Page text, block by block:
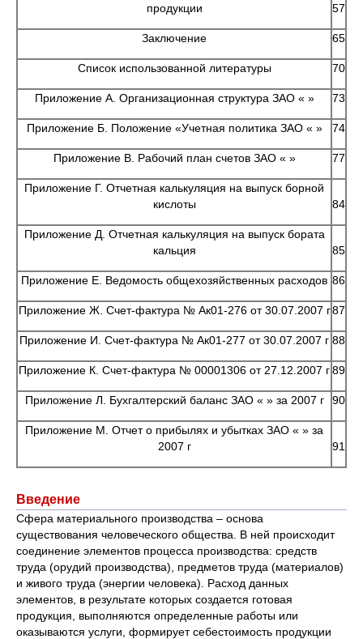
продукции 57
Заключение 65
Список использованной литературы 70
Приложение А. Организационная структура ЗАО « » 73
Приложение Б. Положение «Учетная политика ЗАО « » 74
Приложение В. Рабочий план счетов ЗАО « » 77
Приложение Г. Отчетная калькуляция на выпуск борной
кислоты
84
Приложение Д. Отчетная калькуляция на выпуск бората
кальция
85
Приложение Е. Ведомость общехозяйственных расходов 86
Приложение Ж. Счет-фактура № Ак01-276 от 30.07.2007 г87
Приложение И. Счет-фактура № Ак01-277 от 30.07.2007 г 88
Приложение К. Счет-фактура № 00001306 от 27.12.2007 г89
Приложение Л. Бухгалтерский баланс ЗАО « » за 2007 г 90
Приложение М. Отчет о прибылях и убытках ЗАО « » за
2007 г
91
Введение
Сфера материального производства – основа
существования человеческого общества. В ней происходит
соединение элементов процесса производства: средств
труда (орудий производства), предметов труда (материалов)
и живого труда (энергии человека). Расход данных
элементов, в результате которых создается готовая
продукция, выполняются определенные работы или
оказываются услуги, формирует себестоимость продукции